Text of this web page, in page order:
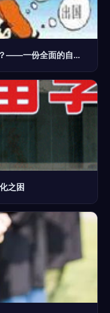
如何在北京選擇一家靠譜的留學中介？——一份全面的自費出國留學服務指南
之困